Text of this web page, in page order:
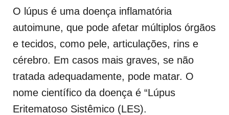
O lúpus é uma doença inflamatória
autoimune, que pode afetar múltiplos órgãos
e tecidos, como pele, articulações, rins e
cérebro. Em casos mais graves, se não
tratada adequadamente, pode matar. O
nome científico da doença é “Lúpus
Eritematoso Sistêmico (LES).